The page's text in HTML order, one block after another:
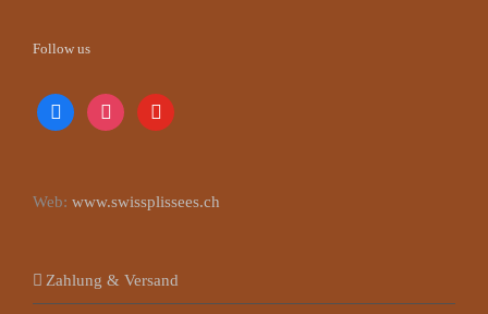
Follow us
facebookinstagramyoutube
Web: www.swissplissees.ch
Zahlung & Versand